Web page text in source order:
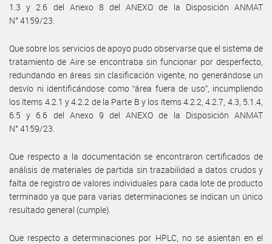
1.3 y 2.6 del Anexo 8 del ANEXO de la Disposición ANMAT
N° 4159/23.
Que sobre los servicios de apoyo pudo observarse que el sistema de
tratamiento de Aire se encontraba sin funcionar por desperfecto,
redundando en áreas sin clasificación vigente, no generándose un
desvío ni identificándose como “área fuera de uso”, incumpliendo
los ítems 4.2.1 y 4.2.2 de la Parte B y los ítems 4.2.2, 4.2.7, 4.3, 5.1.4,
6.5 y 6.6 del Anexo 9 del ANEXO de la Disposición ANMAT
N° 4159/23.
Que respecto a la documentación se encontraron certificados de
análisis de materiales de partida sin trazabilidad a datos crudos y
falta de registro de valores individuales para cada lote de producto
terminado ya que para varias determinaciones se indican un único
resultado general (cumple).
Que respecto a determinaciones por HPLC, no se asientan en el